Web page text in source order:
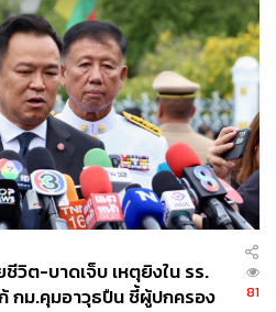
THE AUTHOR
TEAM
ณาธิการ THE STANDARD
THE PHOTOGRAPHER
ลเสถียร
ข่าว ประจำสำนักข่าว THE
วิต-บาดเจ็บ เหตุยิงใน รร.
กม.คุมอาวุธปืน ชี้ผู้ปกครอง
81